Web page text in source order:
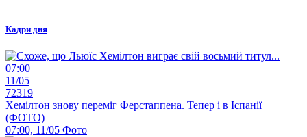
Кадри дня
07:00
11/05
72319
Хемілтон знову переміг Ферстаппена. Тепер і в Іспанії
(ФОТО)
07:00, 11/05 Фото